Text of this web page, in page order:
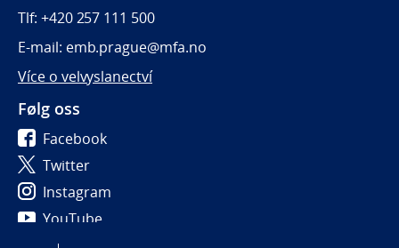
Tlf: +420 257 111 500
E-mail: emb.prague@mfa.no
Více o velvyslanectví
Følg oss
Facebook
Twitter
Instagram
YouTube